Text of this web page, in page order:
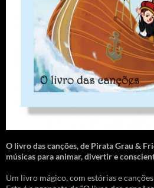
O livro das canções,de Pirata Grau &
músicas para animar, divertir e
Um livro mágico, com estórias e